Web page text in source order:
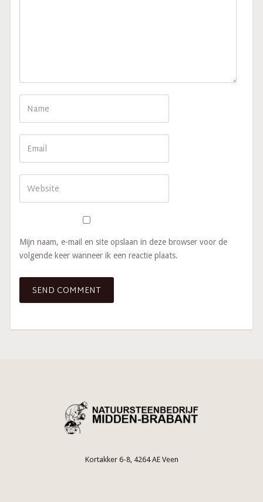
Mijn naam, e-mail en site opslaan in deze browser voor de
volgende keer wanneer ik een reactie plaats.
Kortakker 6-8, 4264 AE Veen